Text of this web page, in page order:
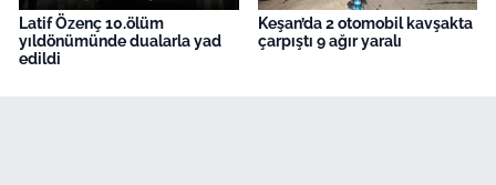
Latif Özenç 10.ölüm
yıldönümünde dualarla yad
edildi
Keşan’da 2 otomobil kavşakta
çarpıştı 9 ağır yaralı